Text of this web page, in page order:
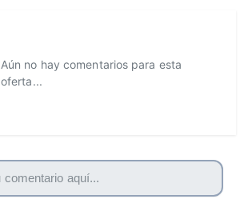
Aún no hay comentarios para esta
oferta...